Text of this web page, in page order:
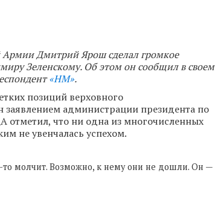
Дмитрий Ярош сделал громкое
Зеленскому. Об этом он сообщил в своем
«НМ».
позиций верховного
администрации президента по
что ни одна из многочисленных
не увенчалась успехом.
молчит. Возможно, к нему они не дошли. Он —